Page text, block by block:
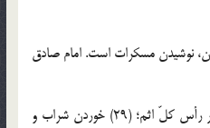
نوشیدن مسکرات است. امام صادق
«شرب الخمر مفتاح کل شرّ ان الخمر رأس کلّ اثم؛ (29) خوردن شراب و